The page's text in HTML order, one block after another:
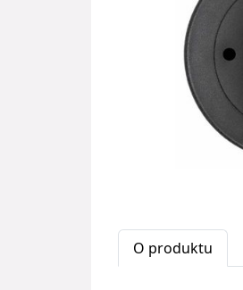
O produktu